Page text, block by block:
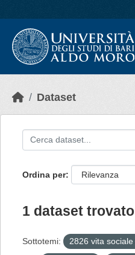
Dataset
Ordina per
1 dataset trovato
Sottotemi: 2826 vita sociale